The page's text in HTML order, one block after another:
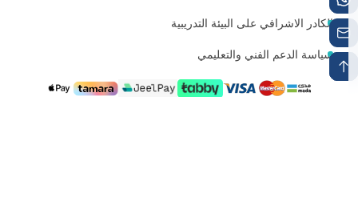
الكادر الاشرافي على البيئة التدريبية
سياسة الدعم الفني والتعليمي